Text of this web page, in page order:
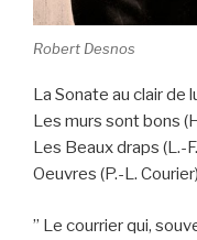
Robert Desnos
La Sonate au clair de
Les murs sont bons
Les Beaux draps (L.-
Oeuvres (P.-L. Courier)
” Le courrier qui,